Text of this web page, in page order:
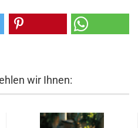
wir Ihnen: